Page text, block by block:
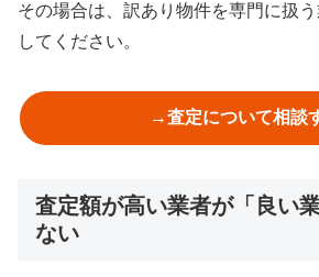
その場合は、訳あり物件を専門に扱
してください。
→査定について相談
査定額が高い業者が「良い
ない